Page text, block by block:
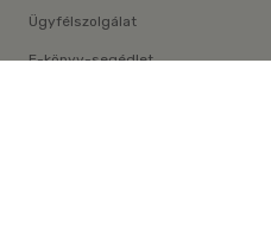
Ügyfélszolgálat
E-könyv-segédlet